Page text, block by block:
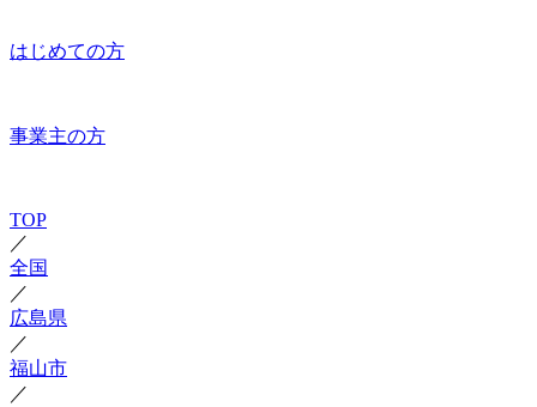
はじめての方
事業主の方
TOP
／
全国
／
広島県
／
福山市
／